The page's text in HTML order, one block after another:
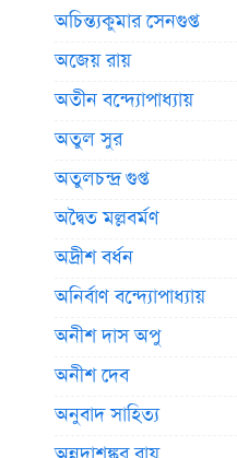
অচিন্ত্যকুমার সেনগুপ্ত
অজেয় রায়
অতীন বন্দ্যোপাধ্যায়
অতুল সুর
অতুলচন্দ্র গুপ্ত
অদ্বৈত মল্লবর্মণ
অদ্রীশ বর্ধন
অনির্বাণ বন্দ্যোপাধ্যায়
অনীশ দাস অপু
অনীশ দেব
অনুবাদ সাহিত্য